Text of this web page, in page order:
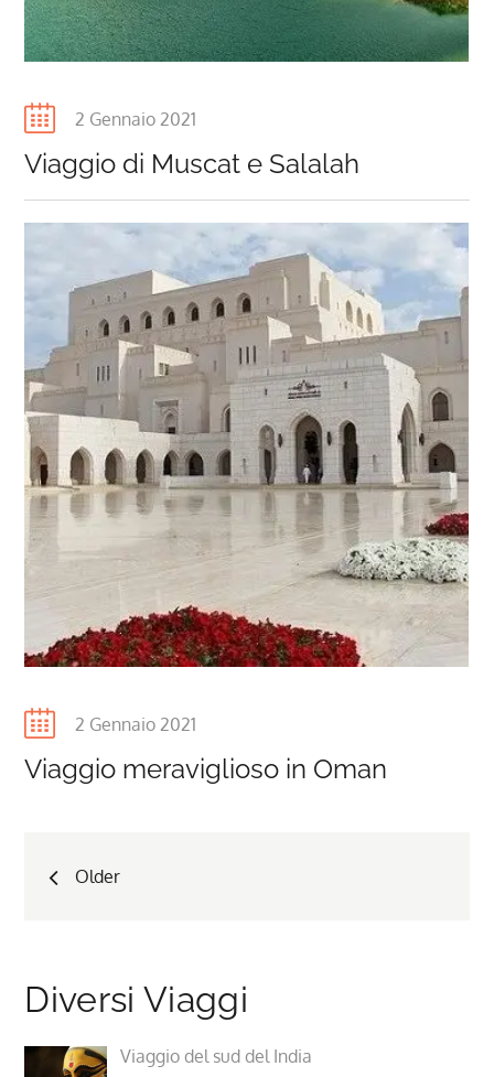
Posted
2 Gennaio 2021
Viaggio di Muscat e Salalah
Posted
2 Gennaio 2021
Viaggio meraviglioso in Oman
Navigazione
Older
Diversi Viaggi
Viaggio del sud del India